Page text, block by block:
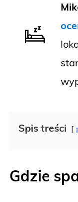
Spis treści
Gdzie